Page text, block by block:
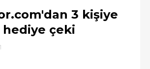
3 kişiye
hediye çeki